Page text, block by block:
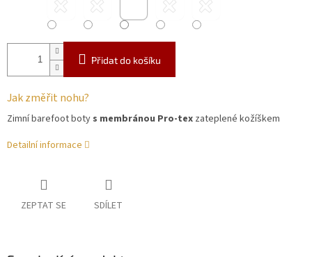
Přidat do košíku
Jak změřit nohu?
Zimní barefoot boty s membránou Pro-tex zateplené kožíškem
Detailní informace
ZEPTAT SE SDÍLET